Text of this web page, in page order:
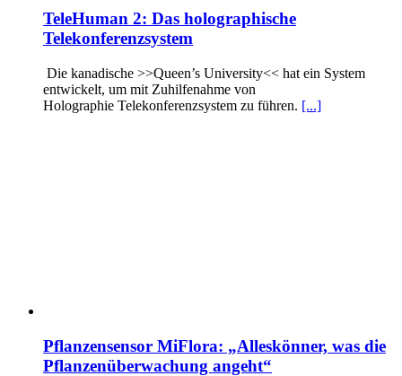
TeleHuman 2: Das holographische
Telekonferenzsystem
Die kanadische >>Queen’s University<< hat ein System
entwickelt, um mit Zuhilfenahme von
Holographie Telekonferenzsystem zu führen. [...]
Pflanzensensor MiFlora: „Alleskönner, was die
Pflanzenüberwachung angeht“